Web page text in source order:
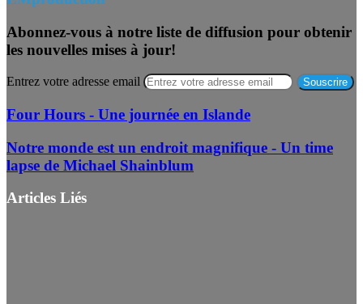
Abonnez-vous à notre liste de diffusion pour obtenir
les nouvelles mises à jour!
Entrez votre adresse email
Four Hours - Une journée en Islande
Notre monde est un endroit magnifique - Un time
lapse de Michael Shainblum
Articles Liés